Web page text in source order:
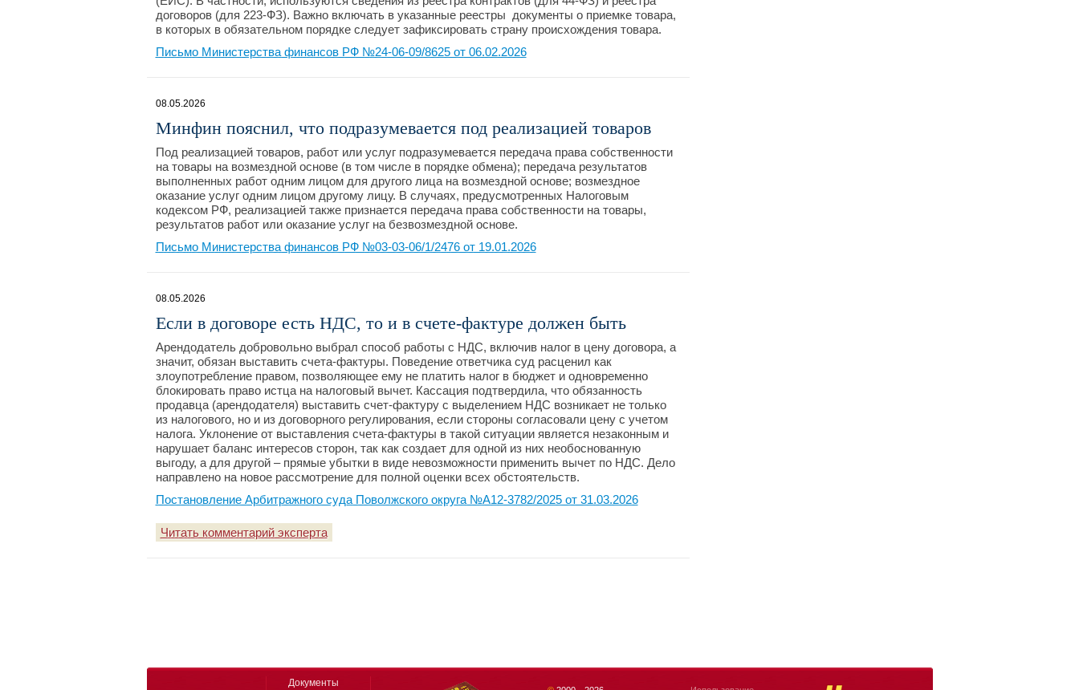
договоров (для 223-ФЗ). Важно включать в указанные реестры документы о приемке товара,
в которых в обязательном порядке следует зафиксировать страну происхождения товара.
Письмо Министерства финансов РФ №24-06-09/8625 от 06.02.2026
08.05.2026
Минфин пояснил, что подразумевается под реализацией товаров
Под реализацией товаров, работ или услуг подразумевается передача права собственности
на товары на возмездной основе (в том числе в порядке обмена); передача результатов
выполненных работ одним лицом для другого лица на возмездной основе; возмездное
оказание услуг одним лицом другому лицу. В случаях, предусмотренных Налоговым
кодексом РФ, реализацией также признается передача права собственности на товары,
результатов работ или оказание услуг на безвозмездной основе.
Письмо Министерства финансов РФ №03-03-06/1/2476 от 19.01.2026
08.05.2026
Если в договоре есть НДС, то и в счете-фактуре должен быть
Арендодатель добровольно выбрал способ работы с НДС, включив налог в цену договора, а
значит, обязан выставить счета-фактуры. Поведение ответчика суд расценил как
злоупотребление правом, позволяющее ему не платить налог в бюджет и одновременно
блокировать право истца на налоговый вычет. Кассация подтвердила, что обязанность
продавца (арендодателя) выставить счет-фактуру с выделением НДС возникает не только
из налогового, но и из договорного регулирования, если стороны согласовали цену с учетом
налога. Уклонение от выставления счета-фактуры в такой ситуации является незаконным и
нарушает баланс интересов сторон, так как создает для одной из них необоснованную
выгоду, а для другой – прямые убытки в виде невозможности применить вычет по НДС. Дело
направлено на новое рассмотрение для полной оценки всех обстоятельств.
Постановление Арбитражного суда Поволжского округа №А12-3782/2025 от 31.03.2026
Читать комментарий эксперта
Документы